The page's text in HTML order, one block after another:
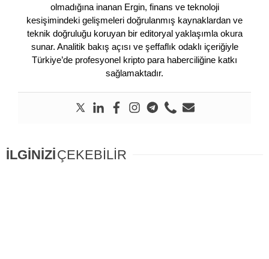
olmadığına inanan Ergin, finans ve teknoloji
kesişimindeki gelişmeleri doğrulanmış kaynaklardan ve
teknik doğruluğu koruyan bir editoryal yaklaşımla okura
sunar. Analitik bakış açısı ve şeffaflık odaklı içeriğiyle
Türkiye’de profesyonel kripto para haberciliğine katkı
sağlamaktadır.
İLGİNİZİÇEKEBİLİR